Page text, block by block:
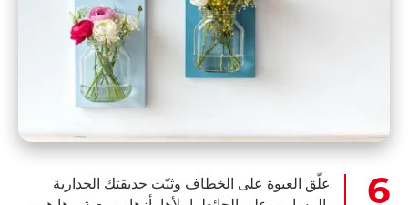
علّق العبوة على الخطاف وثبّت حديقتك الجدارية